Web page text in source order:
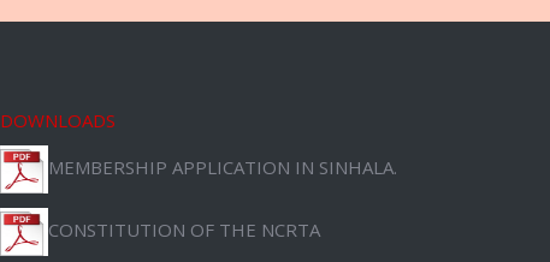
DOWNLOADS
MEMBERSHIP APPLICATION IN SINHALA.
CONSTITUTION OF THE NCRTA